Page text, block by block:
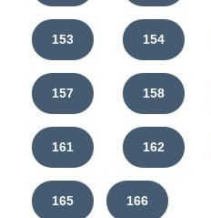
153 154
157 158
161 162
165 166